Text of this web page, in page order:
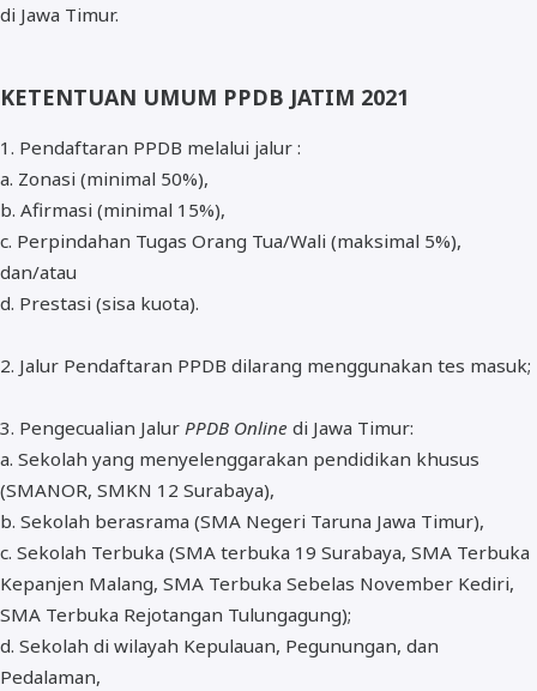
di Jawa Timur.
KETENTUAN UMUM PPDB JATIM 2021
1. Pendaftaran PPDB melalui jalur :
a. Zonasi (minimal 50%),
b. Afirmasi (minimal 15%),
c. Perpindahan Tugas Orang Tua/Wali (maksimal 5%),
dan/atau
d. Prestasi (sisa kuota).
2. Jalur Pendaftaran PPDB dilarang menggunakan tes masuk;
3. Pengecualian Jalur PPDB Online di Jawa Timur:
a. Sekolah yang menyelenggarakan pendidikan khusus
(SMANOR, SMKN 12 Surabaya),
b. Sekolah berasrama (SMA Negeri Taruna Jawa Timur),
c. Sekolah Terbuka (SMA terbuka 19 Surabaya, SMA Terbuka
Kepanjen Malang, SMA Terbuka Sebelas November Kediri,
SMA Terbuka Rejotangan Tulungagung);
d. Sekolah di wilayah Kepulauan, Pegunungan, dan
Pedalaman,